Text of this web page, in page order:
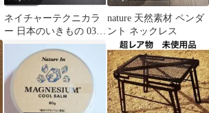
ネイチャーテクニカラ
ー 日本のいきもの 03
スズメ
nature 天然素材 ペンダ
ント ネックレス